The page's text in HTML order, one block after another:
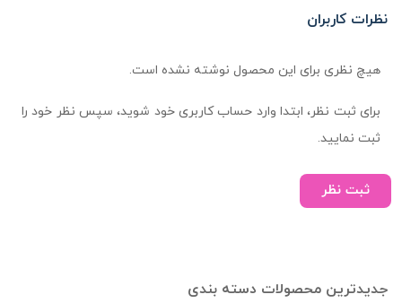
نظرات کاربران
هیچ نظری برای این محصول نوشته نشده است.
برای ثبت نظر، ابتدا وارد حساب کاربری خود شوید، سپس نظر خود را
ثبت نمایید.
ثبت نظر
جدیدترین محصولات دسته بندی